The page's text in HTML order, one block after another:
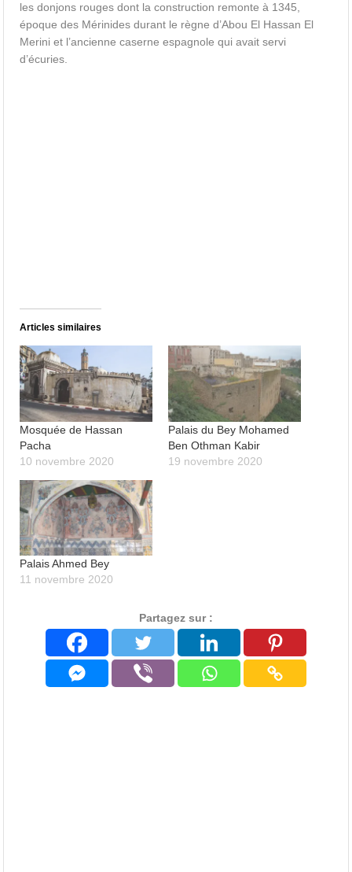
les donjons rouges dont la construction remonte à 1345,
époque des Mérinides durant le règne d’Abou El Hassan El
Merini et l’ancienne caserne espagnole qui avait servi
d’écuries.
Articles similaires
Mosquée de Hassan
Pacha
10 novembre 2020
Palais du Bey Mohamed
Ben Othman Kabir
19 novembre 2020
Palais Ahmed Bey
11 novembre 2020
Partagez sur :